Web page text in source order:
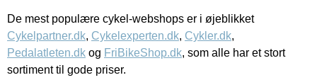
De mest populære cykel-webshops er i øjeblikket
Cykelpartner.dk, Cykelexperten.dk, Cykler.dk,
Pedalatleten.dk og FriBikeShop.dk, som alle har et stort
sortiment til gode priser.